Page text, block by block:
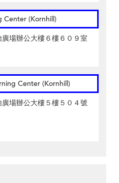
Center (Kornhill)
場辦公大樓６樓６０９室
Center (Kornhill)
場辦公大樓５樓５０４號